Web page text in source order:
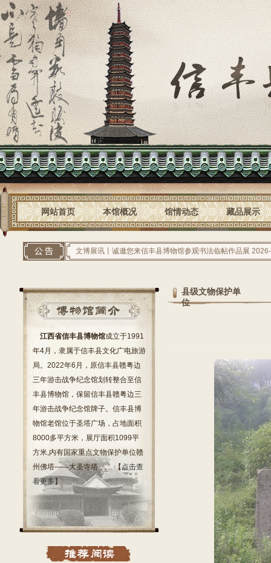
网站首页 本馆概况 馆情动态 藏品展示
文博展讯丨诚邀您来信丰县博物馆参观书法临帖作品展
江西省信丰县博物馆成立于1991
年4月，隶属于信丰县文化广电旅游
局。2022年6月，原信丰县赣粤边
三年游击战争纪念馆划转整合至信
丰县博物馆，保留信丰县赣粤边三
年游击战争纪念馆牌子。信丰县博
物馆老馆位于圣塔广场，占地面积
8000多平方米，展厅面积1099平
方米,内有国家重点文物保护单位赣
州佛塔——大圣寺塔，… 【点击查
看更多】
县级文物保护单
位